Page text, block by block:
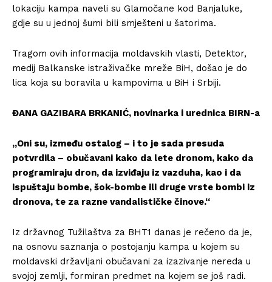
lokaciju kampa naveli su Glamočane kod Banjaluke,
gdje su u jednoj šumi bili smješteni u šatorima.
Tragom ovih informacija moldavskih vlasti, Detektor,
medij Balkanske istraživačke mreže BiH, došao je do
lica koja su boravila u kampovima u BiH i Srbiji.
ĐANA GAZIBARA BRKANIĆ, novinarka i urednica BIRN-a
„Oni su, između ostalog – i to je sada presuda
potvrdila – obučavani kako da lete dronom, kako da
programiraju dron, da izviđaju iz vazduha, kao i da
ispuštaju bombe, šok-bombe ili druge vrste bombi iz
dronova, te za razne vandalističke činove.“
Iz državnog Tužilaštva za BHT1 danas je rečeno da je,
na osnovu saznanja o postojanju kampa u kojem su
moldavski državljani obučavani za izazivanje nereda u
svojoj zemlji, formiran predmet na kojem se još radi.